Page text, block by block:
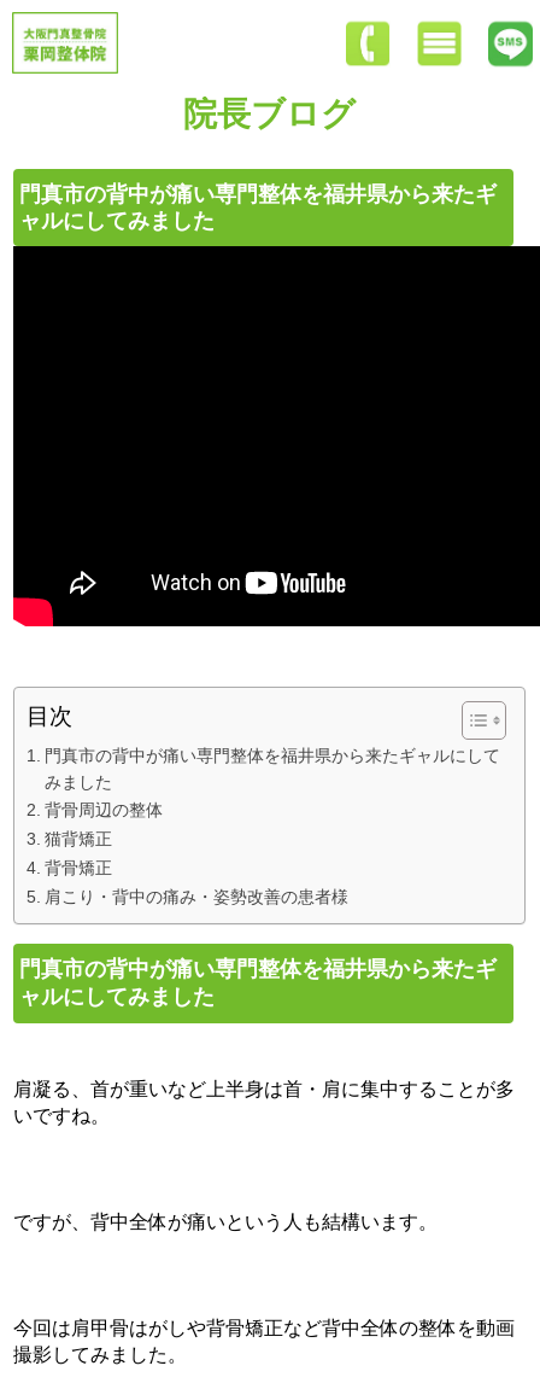
院長ブログ
門真市の背中が痛い専門整体を福井県から来たギ
ャルにしてみました
目次
門真市の背中が痛い専門整体を福井県から来たギャルにして
みました
背骨周辺の整体
猫背矯正
背骨矯正
肩こり・背中の痛み・姿勢改善の患者様
門真市の背中が痛い専門整体を福井県から来たギ
ャルにしてみました
肩凝る、首が重いなど上半身は首・肩に集中することが多
いですね。
ですが、背中全体が痛いという人も結構います。
今回は肩甲骨はがしや背骨矯正など背中全体の整体を動画
撮影してみました。